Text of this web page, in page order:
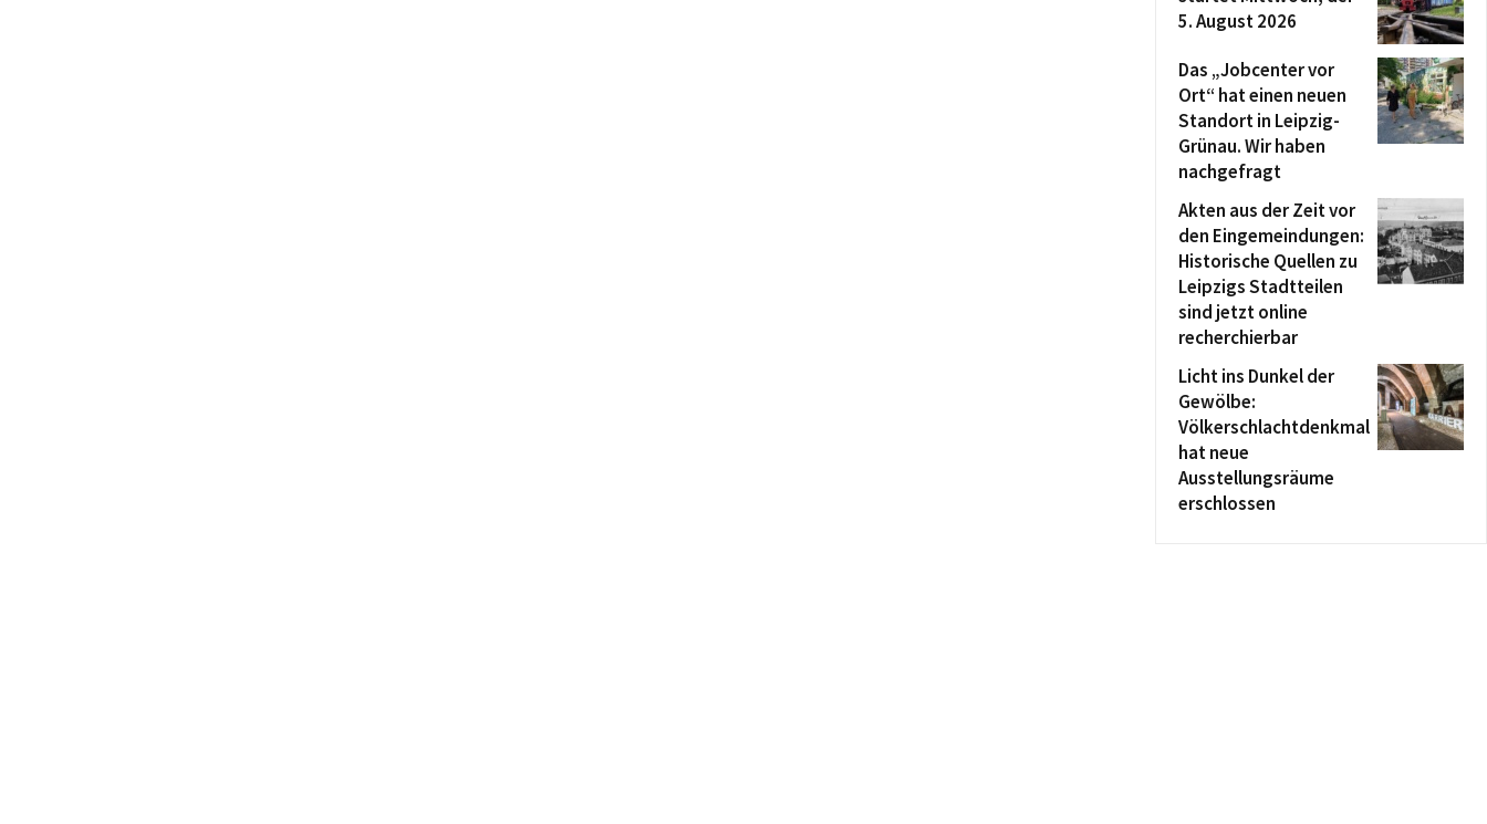
5. August 2026
Das „Jobcenter vor
Ort“ hat einen neuen
Standort in Leipzig-
Grünau. Wir haben
nachgefragt
Akten aus der Zeit vor
den Eingemeindungen:
Historische Quellen zu
Leipzigs Stadtteilen
sind jetzt online
recherchierbar
Licht ins Dunkel der
Gewölbe:
Völkerschlachtdenkmal
hat neue
Ausstellungsräume
erschlossen